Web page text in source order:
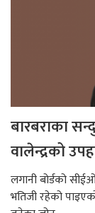
बारबराका
वालेन्द्रको
लगानी बोर्डको
भतिजी रहेको